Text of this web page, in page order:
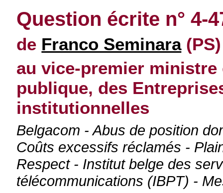
Question écrite n° 4-
de Franco Seminara(PS)
au vice-premier
publique, des
institutionnelles
Belgacom - Abus de position
Coûts excessifs réclamés -
Respect - Institut belge des
télécommunications (IBPT) -